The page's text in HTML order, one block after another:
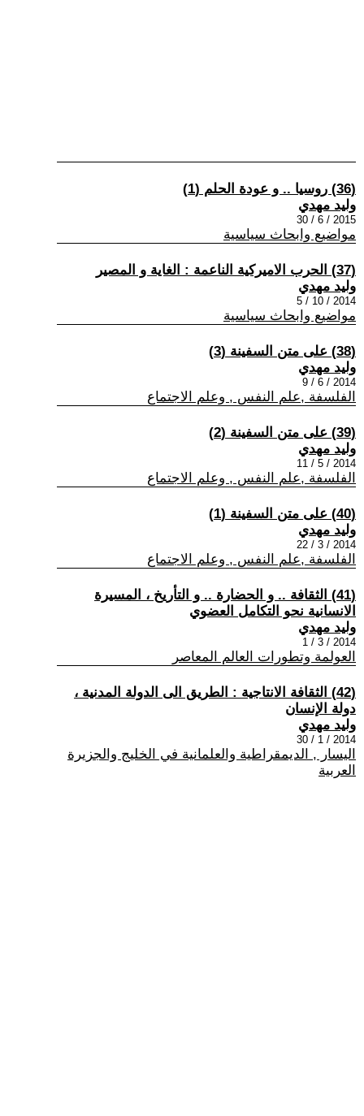
(36) روسيا .. و عودة الحلم (1)
وليد مهدي
2015 / 6 / 30
مواضيع وابحاث سياسية
(37) الحرب الاميركية الناعمة : الغاية و المصير
وليد مهدي
2014 / 10 / 5
مواضيع وابحاث سياسية
(38) على متن السفينة (3)
وليد مهدي
2014 / 6 / 9
الفلسفة ,علم النفس , وعلم الاجتماع
(39) على متن السفينة (2)
وليد مهدي
2014 / 5 / 11
الفلسفة ,علم النفس , وعلم الاجتماع
(40) على متن السفينة (1)
وليد مهدي
2014 / 3 / 22
الفلسفة ,علم النفس , وعلم الاجتماع
(41) الثقافة .. و الحضارة .. و التأريخ ، المسيرة
الانسانية نحو التكامل العضوي
وليد مهدي
2014 / 3 / 1
العولمة وتطورات العالم المعاصر
(42) الثقافة الانتاجية : الطريق الى الدولة المدنية ،
دولة الإنسان
وليد مهدي
2014 / 1 / 30
اليسار , الديمقراطية والعلمانية في الخليج والجزيرة
العربية